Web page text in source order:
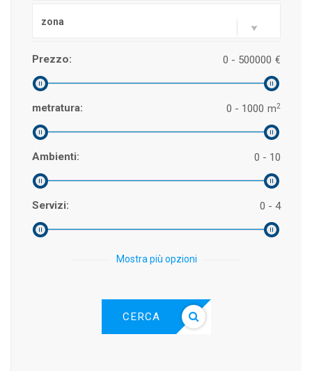
zona
Prezzo: €
0 - 500000
metratura: m2
0 - 1000
Ambienti: 0 - 10
Servizi: 0 - 4
Mostra più opzioni
CERCA